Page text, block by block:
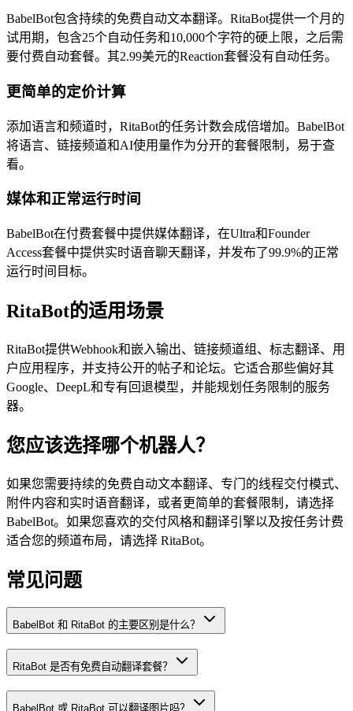
BabelBot包含持续的免费自动文本翻译。RitaBot提供一个月的
试用期，包含25个自动任务和10,000个字符的硬上限，之后需
要付费自动套餐。其2.99美元的Reaction套餐没有自动任务。
更简单的定价计算
添加语言和频道时，RitaBot的任务计数会成倍增加。BabelBot
将语言、链接频道和AI使用量作为分开的套餐限制，易于查
看。
媒体和正常运行时间
BabelBot在付费套餐中提供媒体翻译，在Ultra和Founder
Access套餐中提供实时语音聊天翻译，并发布了99.9%的正常
运行时间目标。
RitaBot的适用场景
RitaBot提供Webhook和嵌入输出、链接频道组、标志翻译、用
户应用程序，并支持公开的帖子和论坛。它适合那些偏好其
Google、DeepL和专有回退模型，并能规划任务限制的服务
器。
您应该选择哪个机器人？
如果您需要持续的免费自动文本翻译、专门的线程交付模式、
附件内容和实时语音翻译，或者更简单的套餐限制，请选择
BabelBot。如果您喜欢的交付风格和翻译引擎以及按任务计费
适合您的频道布局，请选择 RitaBot。
常见问题
BabelBot 和 RitaBot 的主要区别是什么？
RitaBot 是否有免费自动翻译套餐？
BabelBot 或 RitaBot 可以翻译图片吗？